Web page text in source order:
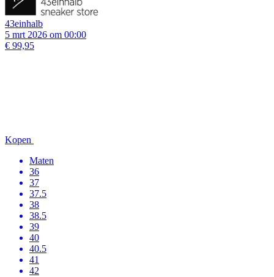
43einhalb
5 mrt 2026 om 00:00
€ 99,95
Kopen
Maten
36
37
37.5
38
38.5
39
40
40.5
41
42